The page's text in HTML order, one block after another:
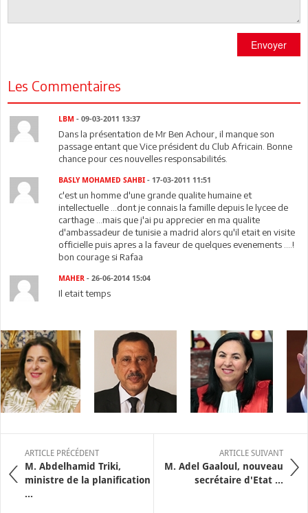
Envoyer
Les Commentaires
LBM - 09-03-2011 13:37
Dans la présentation de Mr Ben Achour, il manque son
passage entant que Vice président du Club Africain. Bonne
chance pour ces nouvelles responsabilités.
BASLY MOHAMED SAHBI - 17-03-2011 11:51
c'est un homme d'une grande qualite humaine et
intellectuelle ...dont je connais la famille depuis le lycee de
carthage ...mais que j'ai pu apprecier en ma qualite
d'ambassadeur de tunisie a madrid alors qu'il etait en visite
officielle puis apres a la faveur de quelques evenements ....!
bon courage si Rafaa
MAHER - 26-06-2014 15:04
Il etait temps
ARTICLE PRÉCÉDENT
M. Abdelhamid Triki,
ministre de la planification
...
ARTICLE SUIVANT
M. Adel Gaaloul, nouveau
secrétaire d'Etat ...